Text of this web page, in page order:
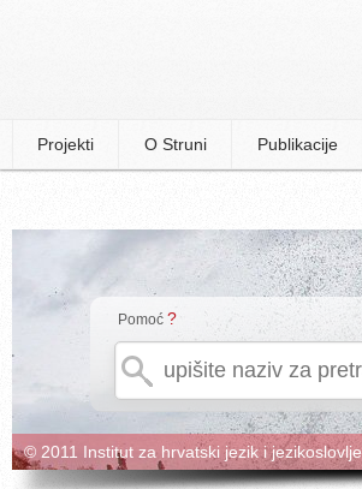
Projekti O Struni Publikacije
Pomoć ?
© 2011 Institut za hrvatski jezik i jezikoslovlje